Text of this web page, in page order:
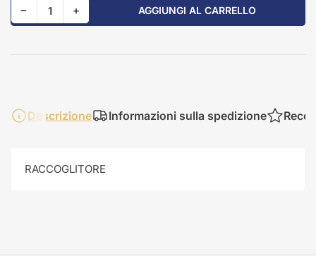
−Riduci quantità per 84230890
Quantità +Aumenta quantità per 84230890 AGGIUNGI AL CARRELLO
Descrizione Informazioni sulla spedizione
RACCOGLITORE